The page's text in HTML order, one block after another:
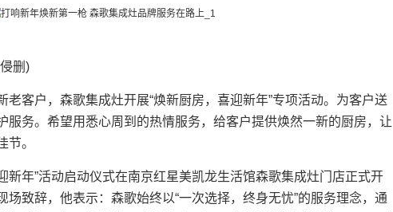
删)
客户，森歌集成灶开展“焕新厨房，喜迎新年”专项活动。为客户送
服务。希望用悉心周到的热情服务，给客户提供焕然一新的厨房，让
节。
年”活动启动仪式在南京红星美凯龙生活馆森歌集成灶门店正式开
致辞，他表示：森歌始终以“一次选择，终身无忧”的服务理念，通